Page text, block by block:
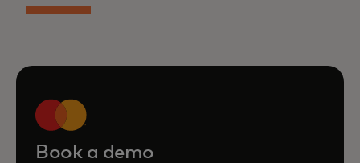
Book a demo